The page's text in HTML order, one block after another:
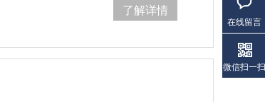
了解详情
在线留言
微信扫一扫